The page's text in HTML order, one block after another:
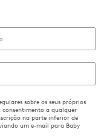
sobre os seus próprios
a qualquer
na parte inferior de
um e-mail para Baby